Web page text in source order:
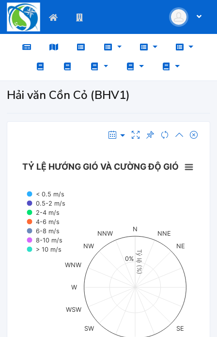
Hải văn Cồn Cỏ (BHV1)
Tỷ lệ (%)
TỶ LỆ HƯỚNG GIÓ VÀ CƯỜNG ĐỘ GIÓ
< 0.5 m/s
0.5-2 m/s
2-4 m/s
4-6 m/s
6-8 m/s
8-10 m/s
> 10 m/s
N
NNE
NE
SE
SW
WSW
W
WNW
NW
NNW
0%